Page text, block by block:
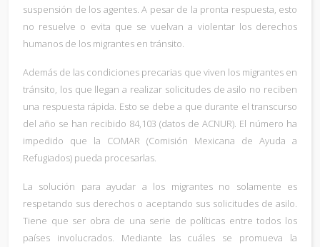
suspensión de los agentes. A pesar de la pronta respuesta, esto
no resuelve o evita que se vuelvan a violentar los derechos
humanos de los migrantes en tránsito.
Además de las condiciones precarias que viven los migrantes en
tránsito, los que llegan a realizar solicitudes de asilo no reciben
una respuesta rápida. Esto se debe a que durante el transcurso
del año se han recibido 84,103 (datos de ACNUR). El número ha
impedido que la COMAR (Comisión Mexicana de Ayuda a
Refugiados) pueda procesarlas.
La solución para ayudar a los migrantes no solamente es
respetando sus derechos o aceptando sus solicitudes de asilo.
Tiene que ser obra de una serie de políticas entre todos los
países involucrados. Mediante las cuáles se promueva la